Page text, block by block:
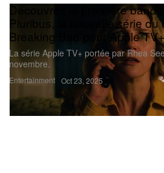
Entertainment
Découvrez la première
Pluribus, la nouvelle série du
Breaking Bad pour Apple TV+
La série Apple TV+ portée par Rhea
novembre.
Oct 23, 2025